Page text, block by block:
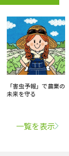
「害虫予報」で農業の
未来を守る
一覧を表示